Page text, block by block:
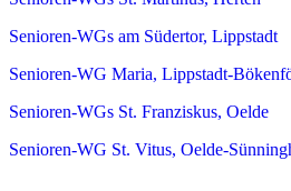
Senioren-WGs am Südertor, Lippstadt
Senioren-WG Maria, Lippstadt-
Senioren-WGs St. Franziskus, Oelde
Senioren-WG St. Vitus, Oelde-